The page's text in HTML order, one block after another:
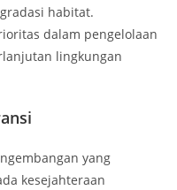
habitat.
dalam pengelolaan
lingkungan
yang
kesejahteraan